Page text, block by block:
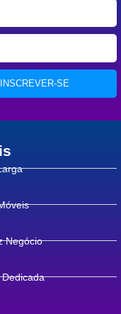
INSCREVER-SE
Negócio